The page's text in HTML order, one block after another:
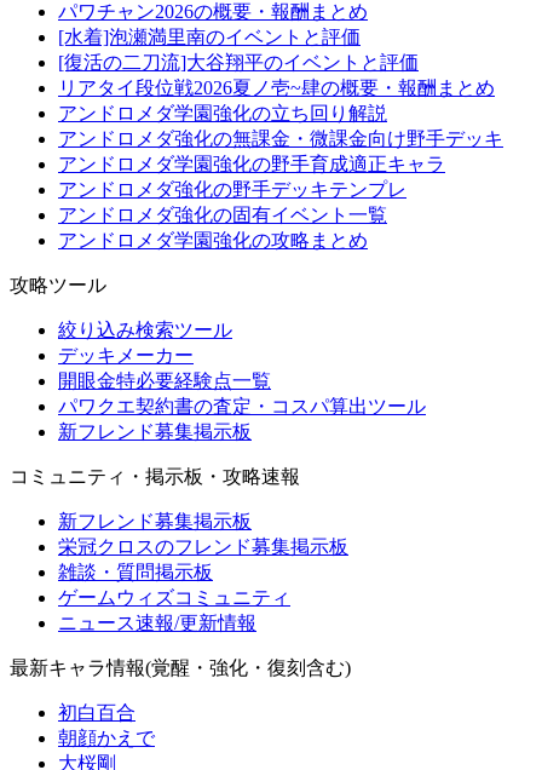
パワチャン2026の概要・報酬まとめ
[水着]泡瀬満里南のイベントと評価
[復活の二刀流]大谷翔平のイベントと評価
リアタイ段位戦2026夏ノ壱~肆の概要・報酬まとめ
アンドロメダ学園強化の立ち回り解説
アンドロメダ強化の無課金・微課金向け野手デッキ
アンドロメダ学園強化の野手育成適正キャラ
アンドロメダ強化の野手デッキテンプレ
アンドロメダ強化の固有イベント一覧
アンドロメダ学園強化の攻略まとめ
攻略ツール
絞り込み検索ツール
デッキメーカー
開眼金特必要経験点一覧
パワクエ契約書の査定・コスパ算出ツール
新フレンド募集掲示板
コミュニティ・掲示板・攻略速報
新フレンド募集掲示板
栄冠クロスのフレンド募集掲示板
雑談・質問掲示板
ゲームウィズコミュニティ
ニュース速報/更新情報
最新キャラ情報(覚醒・強化・復刻含む)
初白百合
朝顔かえで
大桜剛